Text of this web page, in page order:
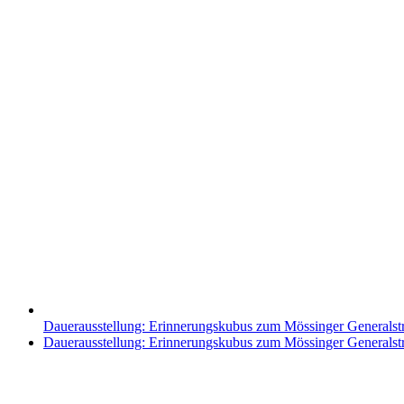
Dauerausstellung: Erinnerungskubus zum Mössinger
Nächster
Dauerausstellung: Erinnerungskubus zum Mössinger